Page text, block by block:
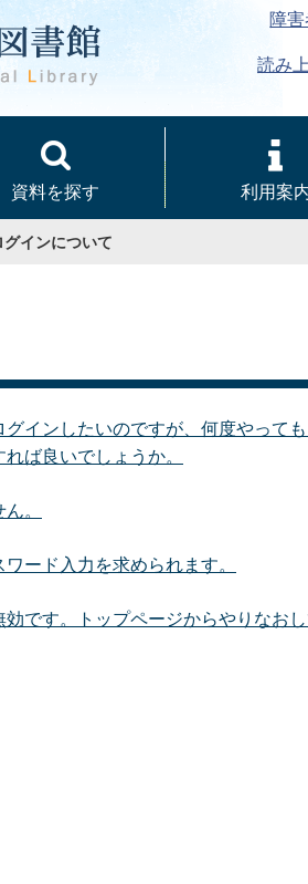
障
読み
資料を探す 利用案
グインについて
グインしたいのですが、何度やって
ば良いでしょうか。
。
ード入力を求められます。
効です。トップページからやりなお